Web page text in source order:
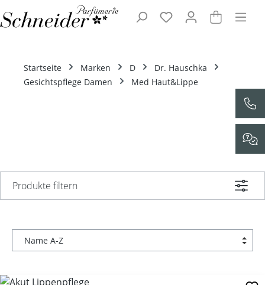
Zum Hauptinhalt springen
Startseite Marken D
Dr. Hauschka
Gesichtspflege Damen
Med Haut&Lippe
Produkte filtern